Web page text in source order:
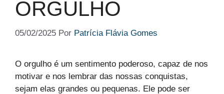
ORGULHO​
05/02/2025 Por Patrícia Flávia Gomes
O orgulho é um sentimento poderoso, capaz de nos
motivar e nos lembrar das nossas conquistas,
sejam elas grandes ou pequenas. Ele pode ser